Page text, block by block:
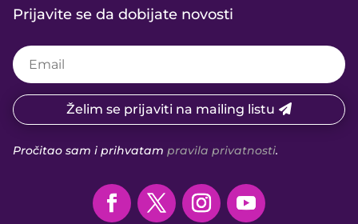
Prijavite se da dobijate novosti
Želim se prijaviti na mailing listu
Pročitao sam i prihvatam pravila privatnosti.